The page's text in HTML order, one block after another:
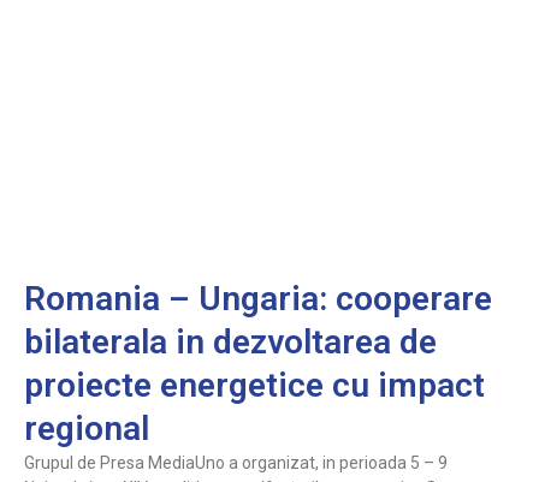
Romania – Ungaria: cooperare
bilaterala in dezvoltarea de
proiecte energetice cu impact
regional
Grupul de Presa MediaUno a organizat, in perioada 5 – 9